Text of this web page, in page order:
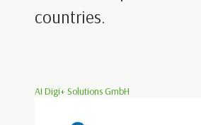
countries.
AI Digi+ Solutions GmbH